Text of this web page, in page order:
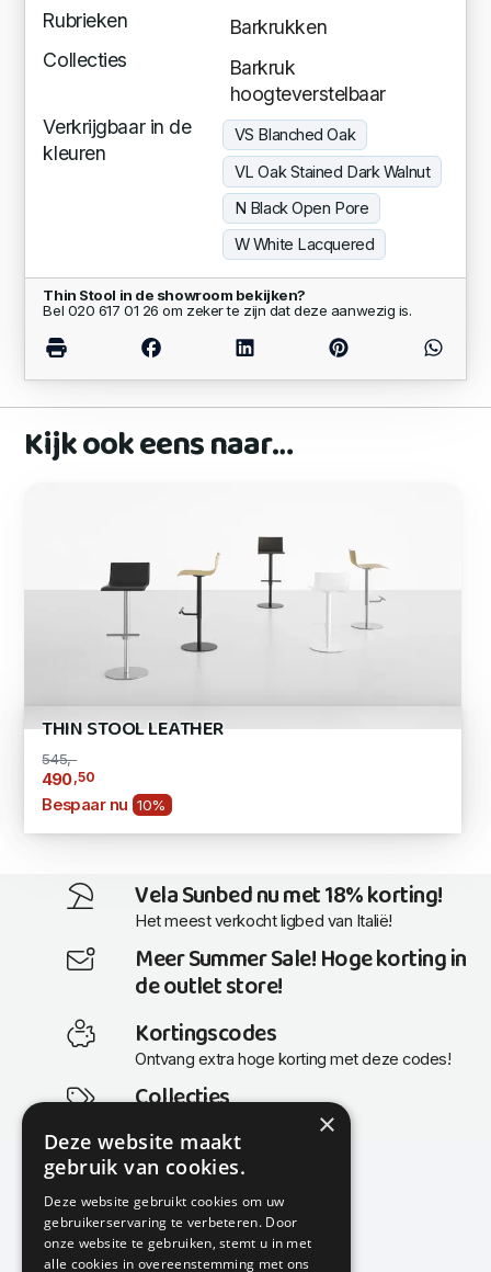
Rubrieken
Barkrukken
Collecties
Barkruk
hoogteverstelbaar
Verkrijgbaar in de
kleuren
VS Blanched Oak
VL Oak Stained Dark Walnut
N Black Open Pore
W White Lacquered
Thin Stool in de showroom bekijken?
Bel 020 617 01 26 om zeker te zijn dat deze aanwezig is.
Kijk ook eens naar…
THIN STOOL LEATHER
545,-
490,50
Bespaar nu 10%
Vela Sunbed nu met 18% korting!
Het meest verkocht ligbed van Italië!
Meer Summer Sale! Hoge korting in
de outlet store!
Kortingscodes
Ontvang extra hoge korting met deze codes!
Collecties
Actuele en populaire collecties
KMP Kantoormeubilair
Airport Business Park
×
Deze website maakt
gebruik van cookies.
Deze website gebruikt cookies om uw
gebruikerservaring te verbeteren. Door
onze website te gebruiken, stemt u in met
alle cookies in overeenstemming met ons